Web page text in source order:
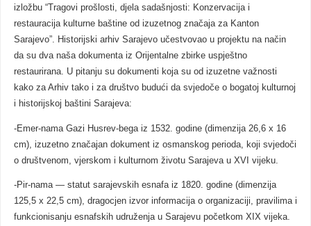
izložbu “Tragovi prošlosti, djela sadašnjosti: Konzervacija i
restauracija kulturne baštine od izuzetnog značaja za Kanton
Sarajevo”. Historijski arhiv Sarajevo učestvovao u projektu na način
da su dva naša dokumenta iz Orijentalne zbirke uspještno
restaurirana. U pitanju su dokumenti koja su od izuzetne važnosti
kako za Arhiv tako i za društvo budući da svjedoče o bogatoj kulturnoj
i historijskoj baštini Sarajeva:
-Emer‑nama Gazi Husrev‑bega iz 1532. godine (dimenzija 26,6 x 16
cm), izuzetno značajan dokument iz osmanskog perioda, koji svjedoči
o društvenom, vjerskom i kulturnom životu Sarajeva u XVI vijeku.
-Pir‑nama — statut sarajevskih esnafa iz 1820. godine (dimenzija
125,5 x 22,5 cm), dragocjen izvor informacija o organizaciji, pravilima i
funkcionisanju esnafskih udruženja u Sarajevu početkom XIX vijeka.